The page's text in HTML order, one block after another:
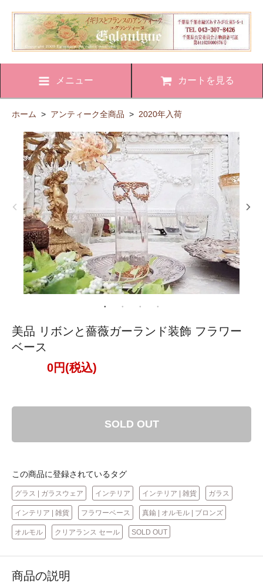
メニュー カートを見る
ホーム > アンティーク全商品 > 2020年入荷
美品 リボンと薔薇ガーランド装飾 フラワー
ベース
0円(税込)
SOLD OUT
この商品に登録されているタグ
グラス | ガラスウェア インテリア インテリア | 雑貨 ガラス
インテリア | 雑貨 フラワーベース 真鍮 | オルモル | ブロンズ
オルモル クリアランス セール SOLD OUT
商品の説明